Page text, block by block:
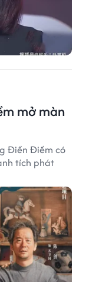
mở màn
Điền Điềm có
tích phát